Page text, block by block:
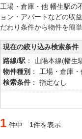
工場・倉庫・他 幡生駅の
ョン・アパートなどの収
だわり条件から物件を簡
現在の絞り込み検索条件
路線/駅 ： 山陽本線(幡生
物件種別 ： 工場・倉庫
検索条件 ： 指定なし
1 件中 1件を表示